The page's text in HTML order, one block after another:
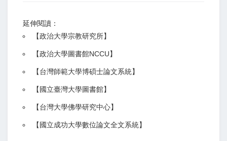
延伸閱讀：
【政治大學宗教研究所】
【政治大學圖書館NCCU】
【台灣師範大學博碩士論文系統】
【 國立臺灣大學圖書館】
【台灣大學佛學研究中心】
【 國立成功大學數位論文全文系統】